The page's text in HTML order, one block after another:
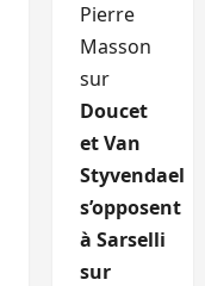
Pierre
Masson
sur
Doucet
et Van
Styvendael
s’opposent
à Sarselli
sur